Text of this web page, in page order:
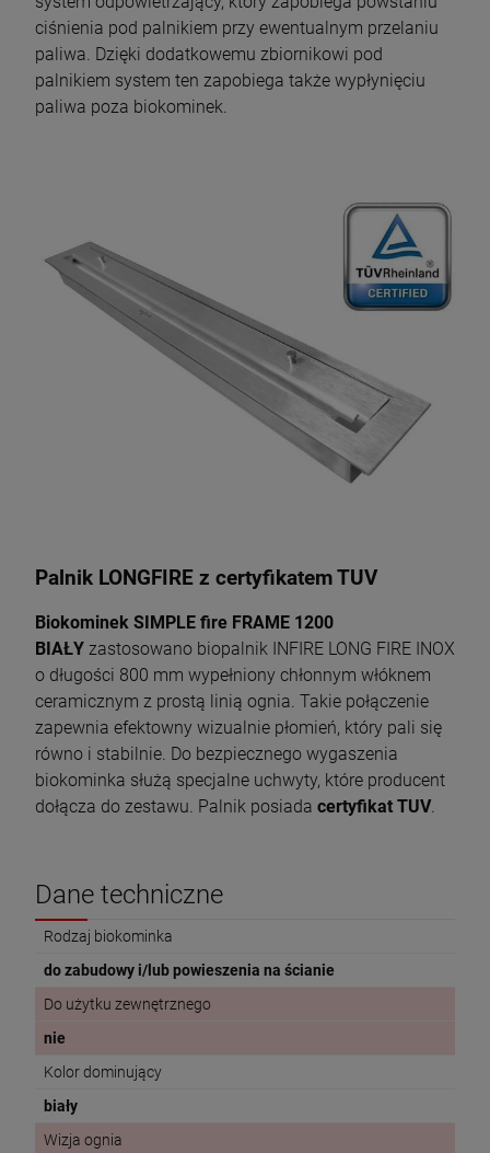
ciśnienia pod palnikiem przy ewentualnym przelaniu
paliwa. Dzięki dodatkowemu zbiornikowi pod
palnikiem system ten zapobiega także wypłynięciu
paliwa poza biokominek.
Palnik LONGFIRE z certyfikatem TUV
Biokominek SIMPLE fire FRAME 1200
BIAŁY zastosowano biopalnik INFIRE LONG FIRE INOX
o długości 800 mm wypełniony chłonnym włóknem
ceramicznym z prostą linią ognia. Takie połączenie
zapewnia efektowny wizualnie płomień, który pali się
równo i stabilnie. Do bezpiecznego wygaszenia
biokominka służą specjalne uchwyty, które producent
dołącza do zestawu. Palnik posiada certyfikat TUV.
Dane techniczne
Rodzaj biokominka
do zabudowy i/lub powieszenia na ścianie
Do użytku zewnętrznego
nie
Kolor dominujący
biały
Wizja ognia